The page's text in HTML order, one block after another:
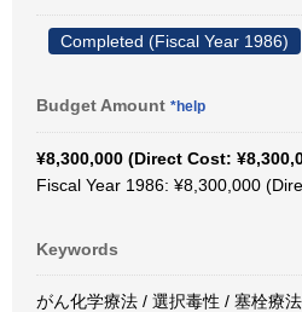
Completed (Fiscal Year 1986)
Budget Amount *help
¥8,300,000 (Direct Cost:
Fiscal Year 1986: ¥8,300,000
Keywords
がん化学療法 / 選択毒性 / 塞栓療